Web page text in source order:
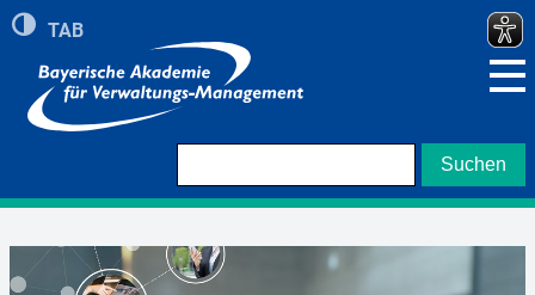
Umschalten auf hohe Kontraste
TAB
Zeigt roten Rand bei Navigation mit TAB Taste